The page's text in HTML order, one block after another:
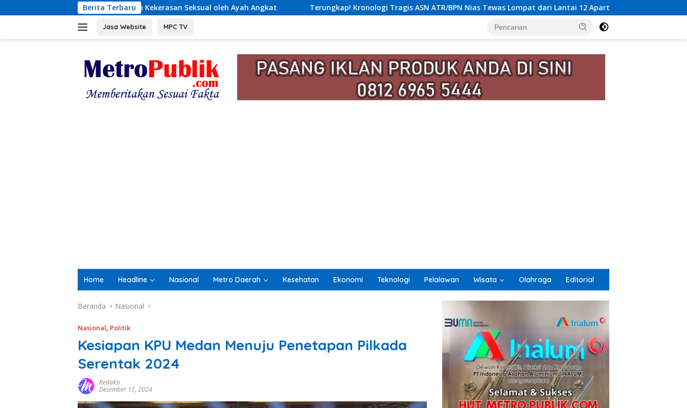
ke
Berita Terbaru
Dugaan Kekerasan Seksual oleh Ayah Angkat Terungkap! Kronologi Tragis ASN ATR/BPN Nias Tewas Lompat dari Lantai 12 Apartemen, Berawal dari Pesan Wanita Lewat Aplikasi
Jasa Website MPC TV
Home Headline Nasional Metro Daerah Kesehatan Ekonomi Teknologi Pelalawan Wisata Olahraga Editorial
Beranda Nasional
Nasional, Politik
Kesiapan KPU Medan Menuju Penetapan Pilkada
Serentak 2024
Redaksi
Desember 15, 2024